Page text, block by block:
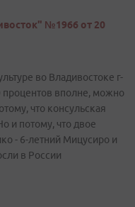
№1966 от 20
во Владивостоке г-
процентов вполне, можно
что консульская
и потому, что двое
- 6-летний Мицусиро и
в России